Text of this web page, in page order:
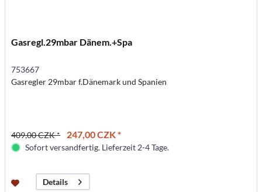
Gasregl.29mbar Dänem.+Spa
753667
Gasregler 29mbar f.Dänemark und Spanien
409,00 CZK * 247,00 CZK *
Sofort versandfertig. Lieferzeit 2-4 Tage.
Details